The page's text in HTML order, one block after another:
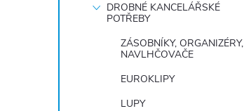
DROBNÉ KANCELÁŘSKÉ
POTŘEBY
ZÁSOBNÍKY, ORGANIZÉRY,
NAVLHČOVAČE
EUROKLIPY
LUPY